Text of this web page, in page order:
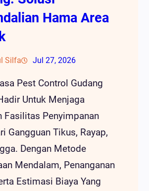
Hama Area
Silfa Jul 27, 2026
Pest Control Gudang
Untuk Menjaga
Fasilitas Penyimpanan
Gangguan Tikus, Rayap,
Dengan Metode
Mendalam, Penanganan
Estimasi Biaya Yang